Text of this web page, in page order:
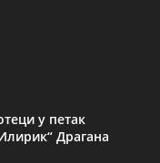
у петак
Драгана